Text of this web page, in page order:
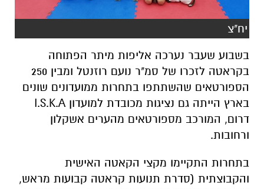
יח"צ
בשבוע שעבר נערכה אליפות מיתר הפתוחה
בקראטה לזכרו של סמ"ר נועם רוזנטל ומבין 250
הספורטאים שהשתתפו בתחרות ממועדונים שונים
בארץ הייתה גם נציגות מכובדת למועדון I.S.K.A
דרום, המורכב מספורטאים מהערים אשקלון
ורחובות.
בתחרות התקיימו מקצי הקאטה האישית
והקבוצתית (סדרת תנועות קראטה קבועות מראש,